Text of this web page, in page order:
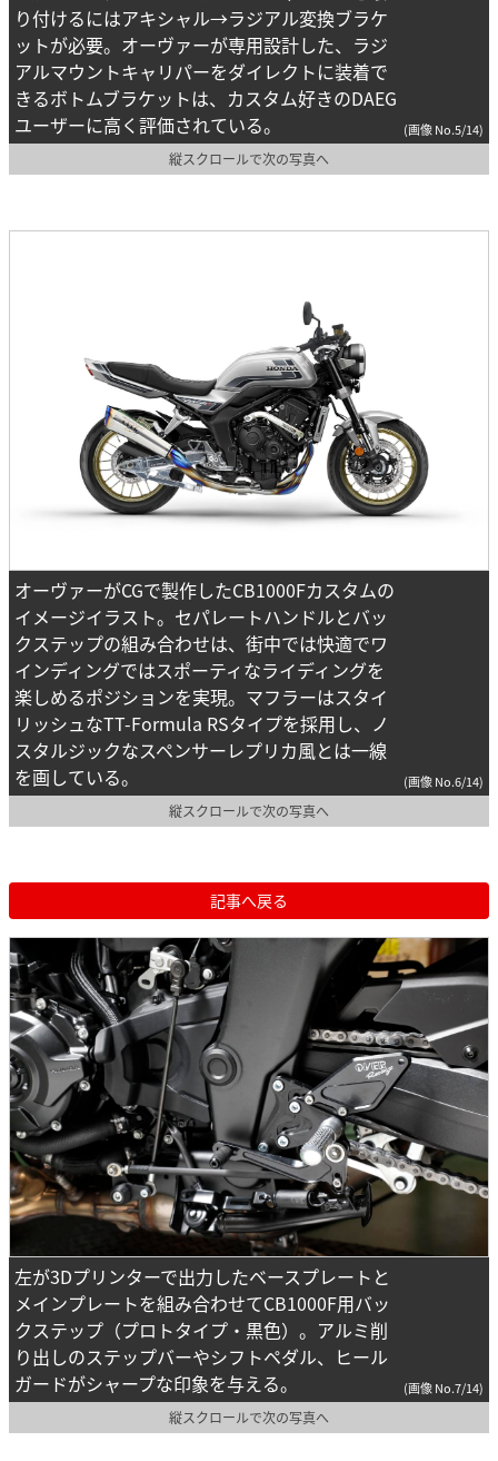
り付けるにはアキシャル→ラジアル変換ブラケ
ットが必要。オーヴァーが専用設計した、ラジ
アルマウントキャリパーをダイレクトに装着で
きるボトムブラケットは、カスタム好きのDAEG
ユーザーに高く評価されている。
(画像 No.5/14)
縦スクロールで次の写真へ
オーヴァーがCGで製作したCB1000Fカスタムの
イメージイラスト。セパレートハンドルとバッ
クステップの組み合わせは、街中では快適でワ
インディングではスポーティなライディングを
楽しめるポジションを実現。マフラーはスタイ
リッシュなTT-Formula RSタイプを採用し、ノ
スタルジックなスペンサーレプリカ風とは一線
を画している。
(画像 No.6/14)
縦スクロールで次の写真へ
記事へ戻る
左が3Dプリンターで出力したベースプレートと
メインプレートを組み合わせてCB1000F用バッ
クステップ（プロトタイプ・黒色）。アルミ削
り出しのステップバーやシフトペダル、ヒール
ガードがシャープな印象を与える。
(画像 No.7/14)
縦スクロールで次の写真へ